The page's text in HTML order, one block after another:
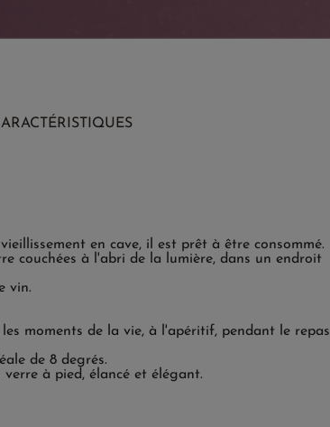
en cave, il est prêt à être consommé.
couchées à l'abri de la lumière, dans un endroit
vin.
moments de la vie, à l'apéritif, pendant le repas
de 8 degrés.
à pied, élancé et élégant.